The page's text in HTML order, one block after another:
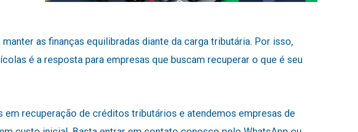
as finanças equilibradas diante da carga tributária. Por isso,
é a resposta para empresas que buscam recuperar o que é seu
recuperação de créditos tributários e atendemos empresas de